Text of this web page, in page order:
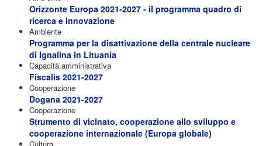
Orizzonte Europa 2021-2027 - il programma quadro di
ricerca e innovazione
Ambiente
Programma per la disattivazione della centrale nucleare
di Ignalina in Lituania
Capacità amministrativa
Fiscalis 2021-2027
Cooperazione
Dogana 2021-2027
Cooperazione
Strumento di vicinato, cooperazione allo sviluppo e
cooperazione internazionale (Europa globale)